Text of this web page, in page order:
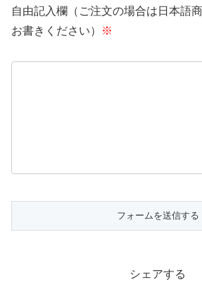
自由記入欄（ご注文の場合は日本語
お書きください）
※
シェアする